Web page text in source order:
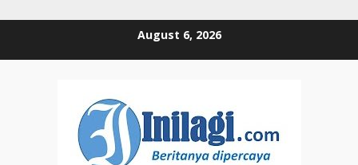
August 6, 2026